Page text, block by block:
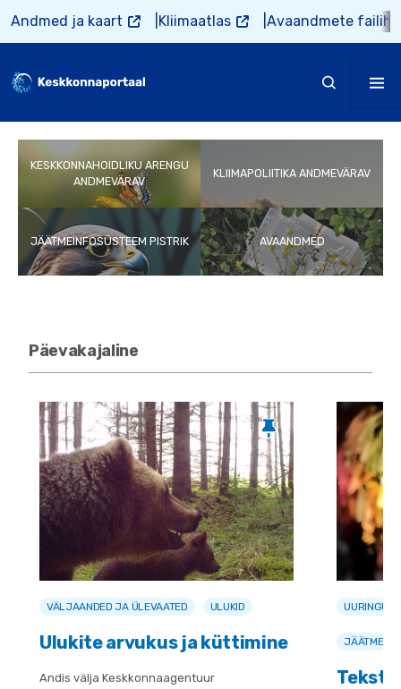
Liigu edasi põhisisu juurde
Andmed ja kaart Kliimaatlas Avaandmete
KESKKONNAHOIDLIKU ARENGU
ANDMEVÄRAV
KLIIMAPOLIITIKA ANDMEVÄRAV
JÄÄTMEINFOSÜSTEEM PISTRIK AVAANDMED
Päevakajaline
VÄLJAANDED JA ÜLEVAATED ULUKID
Ulukite arvukus ja küttimine
Andis välja Keskkonnaagentuur
UURINGUD
JÄÄTMED